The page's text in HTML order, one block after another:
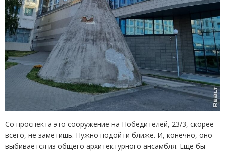
Со проспекта это сооружение на Победителей, 23/3, скорее
всего, не заметишь. Нужно подойти ближе. И, конечно, оно
выбивается из общего архитектурного ансамбля. Еще бы —